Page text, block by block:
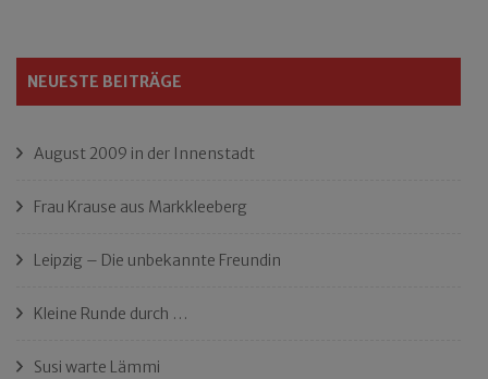
NEUESTE BEITRÄGE
August 2009 in der Innenstadt
Frau Krause aus Markkleeberg
Leipzig – Die unbekannte Freundin
Kleine Runde durch …
Susi warte Lämmi